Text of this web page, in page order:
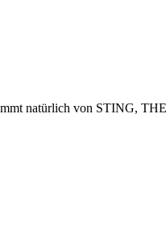
natürlich von STING,